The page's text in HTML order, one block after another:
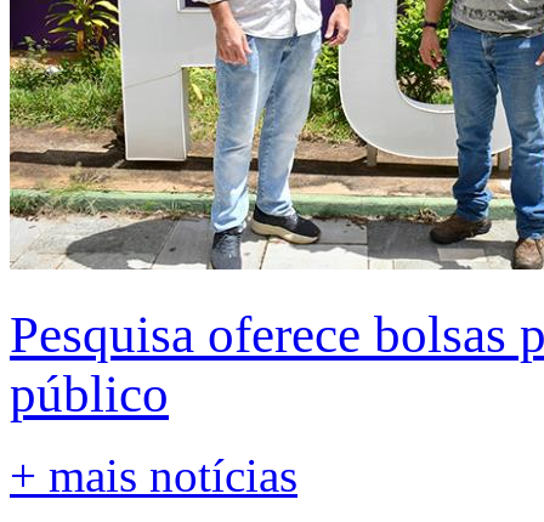
Pesquisa oferece bolsas
público
+ mais notícias